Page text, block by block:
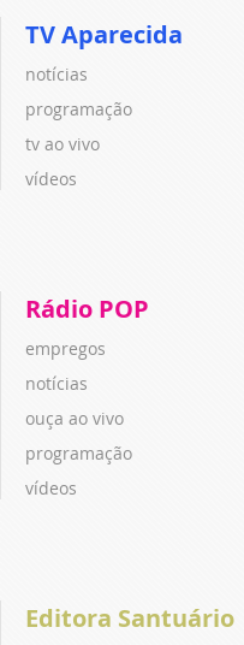
TV Aparecida
notícias
programação
tv ao vivo
vídeos
Rádio POP
empregos
notícias
ouça ao vivo
programação
vídeos
Editora Santuário